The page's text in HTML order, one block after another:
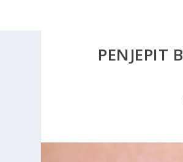
PENJEPIT